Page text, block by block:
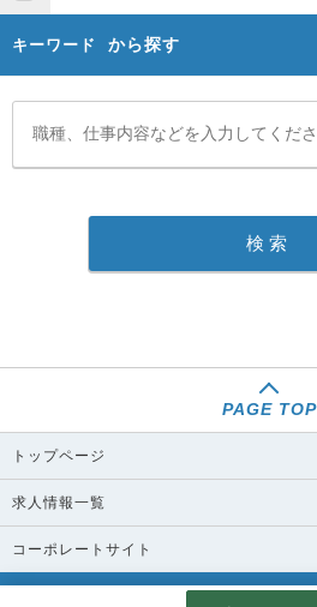
キーワード から探す
PAGE TOP
トップページ
求人情報一覧
コーポレートサイト